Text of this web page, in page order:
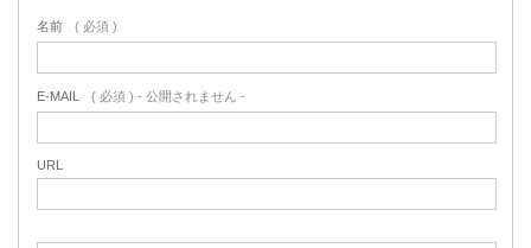
名前 ( 必須 )
E-MAIL ( 必須 ) - 公開されません -
URL